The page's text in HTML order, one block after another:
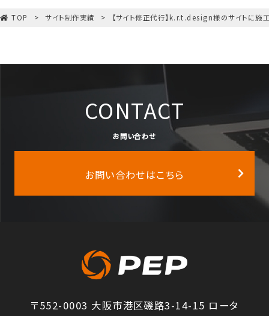
TOP サイト制作実績 【サイト修正代行】k.r.t.design様のサイトに施
CONTACT
お問い合わせ
お問い合わせはこちら
〒552-0003 大阪市港区磯路3-14-15 ロータ